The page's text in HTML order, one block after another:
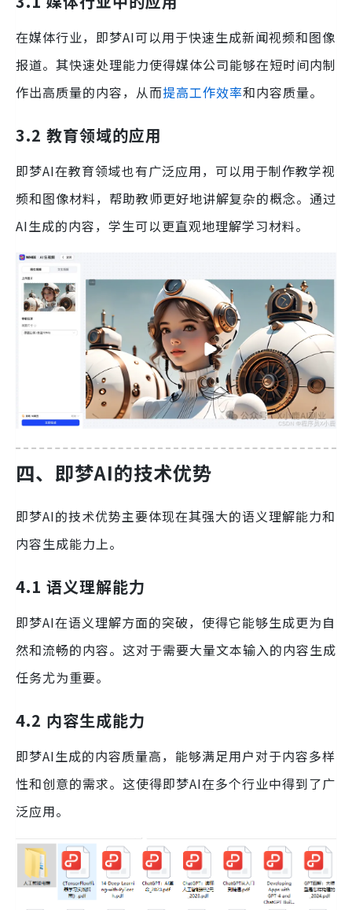
在媒体行业，即梦AI可以用于快速生成新闻视频和图像
报道。其快速处理能力使得媒体公司能够在短时间内制
作出高质量的内容，从而提高工作效率和内容质量。
3.2 教育领域的应用
即梦AI在教育领域也有广泛应用，可以用于制作教学视
频和图像材料，帮助教师更好地讲解复杂的概念。通过
AI生成的内容，学生可以更直观地理解学习材料。
四、即梦AI的技术优势
即梦AI的技术优势主要体现在其强大的语义理解能力和
内容生成能力上。
4.1 语义理解能力
即梦AI在语义理解方面的突破，使得它能够生成更为自
然和流畅的内容。这对于需要大量文本输入的内容生成
任务尤为重要。
4.2 内容生成能力
即梦AI生成的内容质量高，能够满足用户对于内容多样
性和创意的需求。这使得即梦AI在多个行业中得到了广
泛应用。